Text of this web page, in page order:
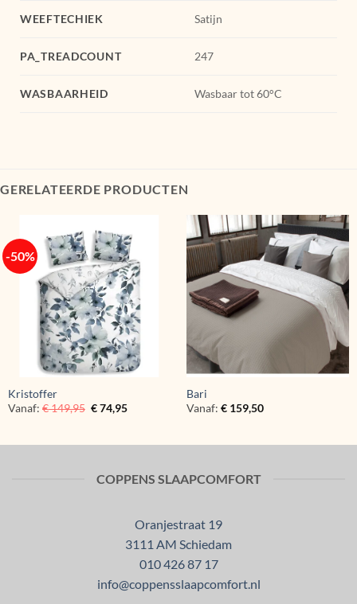
WEEFTECHIEK Satijn
PA_TREADCOUNT 247
WASBAARHEID Wasbaar tot 60°C
GERELATEERDE PRODUCTEN
-50%
Kristoffer
Vanaf: €149,95 €74,95
Bari
Vanaf: €159,50
COPPENS SLAAPCOMFORT
Oranjestraat 19
3111 AM Schiedam
010 426 87 17
info@coppensslaapcomfort.nl